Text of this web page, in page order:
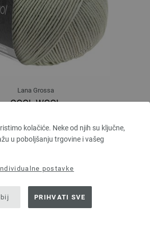
kolačiće. Neke od njih su ključne,
u poboljšanju trgovine i vašeg
postavke
PRIHVATI SVE
Lana Grossa
COOL WOOL
otprilike 160 m / 50 g
Većina igle: 3 - 3,5
za dostavu, Osnovna cijena:
prev next